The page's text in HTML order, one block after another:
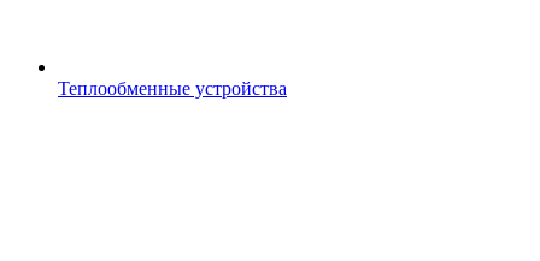
Теплообменные устройства